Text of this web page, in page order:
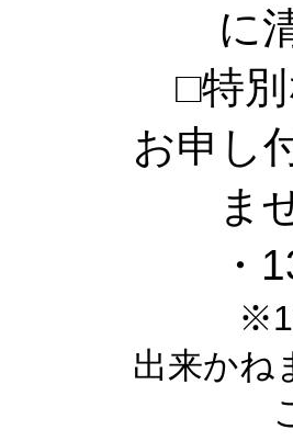
に清
□特別
お申し
ませ
・
※1時間
出来かね
ご了